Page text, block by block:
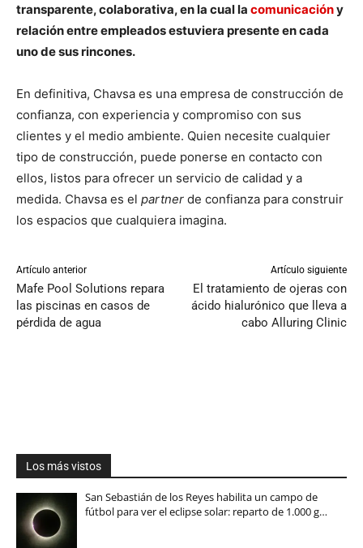
transparente, colaborativa, en la cual la comunicacióny
relación entre empleados estuviera presente en cada
uno de sus rincones.
En definitiva, Chavsa es una empresa de construcción de
confianza, con experiencia y compromiso con sus
clientes y el medio ambiente. Quien necesite cualquier
tipo de construcción, puede ponerse en contacto con
ellos, listos para ofrecer un servicio de calidad y a
medida. Chavsa es el partner de confianza para construir
los espacios que cualquiera imagina.
Artículo anterior
Mafe Pool Solutions repara
las piscinas en casos de
pérdida de agua
Artículo siguiente
El tratamiento de ojeras con
ácido hialurónico que lleva a
cabo Alluring Clinic
Los más vistos
San Sebastián de los Reyes habilita un campo de
fútbol para ver el eclipse solar: reparto de 1.000 g…